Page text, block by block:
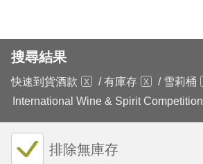
搜尋結果
快速到貨酒款 / 有庫存 / 雪莉桶
International Wine & Spirit Competition
排除無庫存